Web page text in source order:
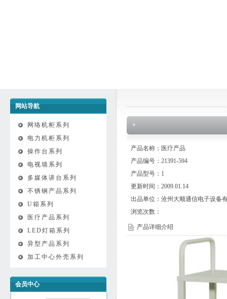
网站导航
网络机柜系列
电力机柜系列
操作台系列
电视墙系列
多媒体讲台系列
不锈钢产品系列
U箱系列
医疗产品系列
LED灯箱系列
异型产品系列
加工中心外壳系列
会员中心
产品名称：医疗产品
产品编号：21391-594
产品型号：1
更新时间：2009.01.14
出品单位：沧州大顺通信电子设备
浏览次数：
产品详细介绍